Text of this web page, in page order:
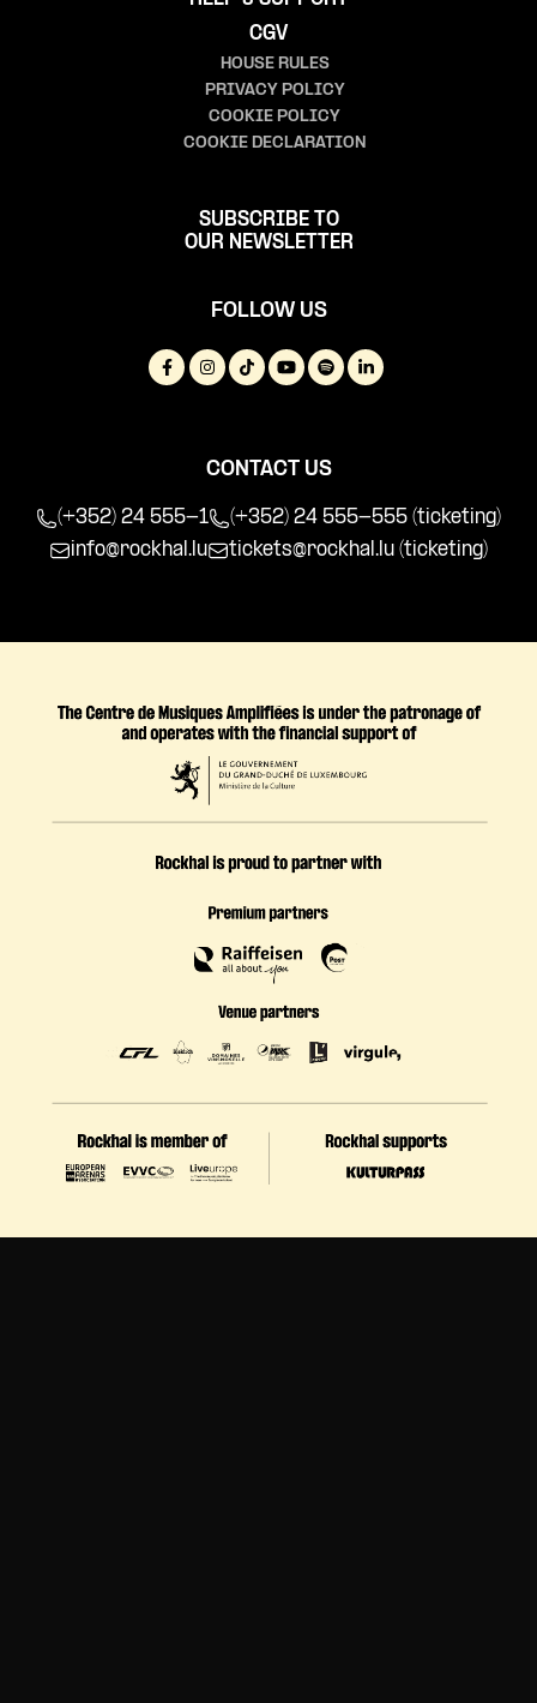
CGV
HOUSE RULES
PRIVACY POLICY
COOKIE POLICY
COOKIE DECLARATION
SUBSCRIBE TO
OUR NEWSLETTER
FOLLOW US
CONTACT US
(+352) 24 555-1
(+352) 24 555-555 (ticketing)
info@rockhal.lu
tickets@rockhal.lu (ticketing)